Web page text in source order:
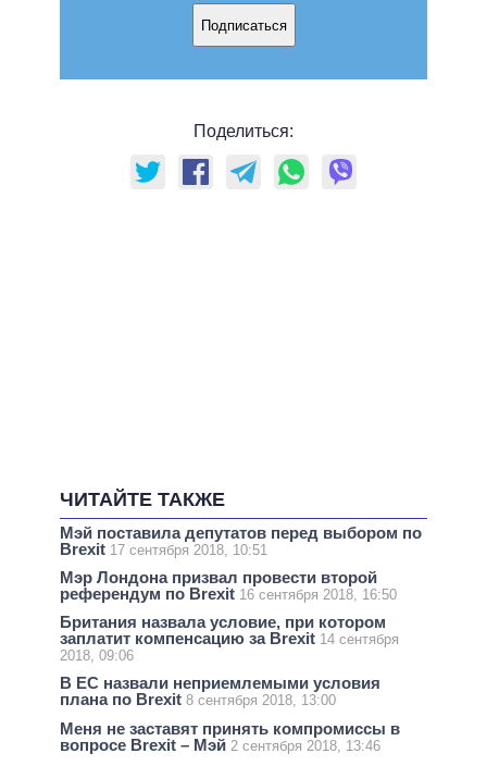
Подписаться
Поделиться:
ЧИТАЙТЕ ТАКЖЕ
Мэй поставила депутатов перед выбором по
Brexit 17 сентября 2018, 10:51
Мэр Лондона призвал провести второй
референдум по Brexit 16 сентября 2018, 16:50
Британия назвала условие, при котором
заплатит компенсацию за Brexit 14 сентября
2018, 09:06
В ЕС назвали неприемлемыми условия
плана по Brexit 8 сентября 2018, 13:00
Меня не заставят принять компромиссы в
вопросе Brexit – Мэй 2 сентября 2018, 13:46